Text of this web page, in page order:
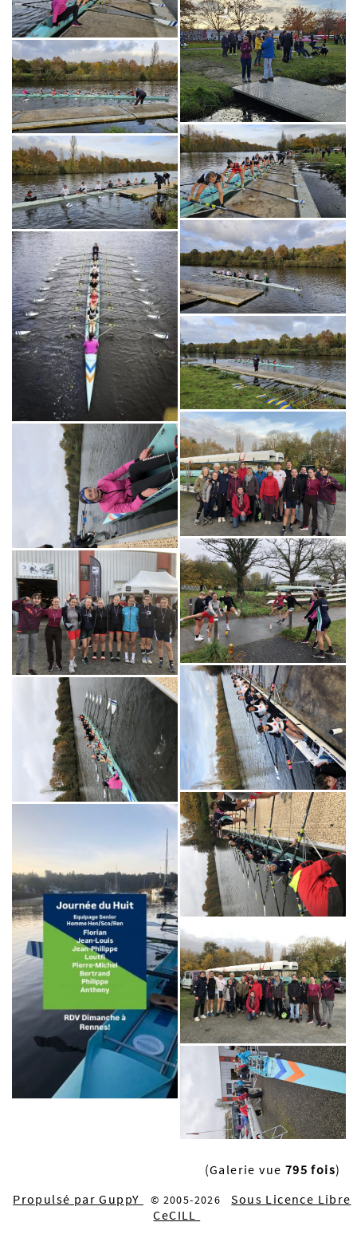
(Galerie vue 795 fois)
Propulsé par GuppY
© 2005-2026Sous Licence Libre
CeCILL